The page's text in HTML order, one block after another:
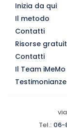
Inizia da qui
Il metodo
Contatti
Risorse
Contatti
Il Team iMeMo
Testimonianze
Tel.:06-